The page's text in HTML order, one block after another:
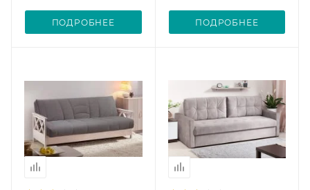
ПОДРОБНЕЕ ПОДРОБНЕЕ